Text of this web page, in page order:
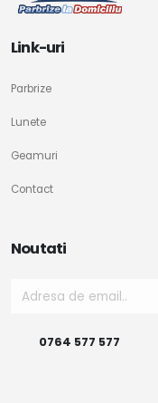
Link-uri
Parbrize
Lunete
Geamuri
Contact
Noutati
0764 577 577